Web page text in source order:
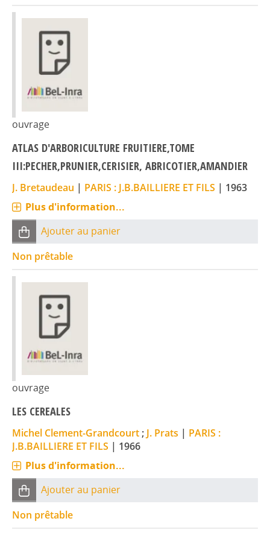
ouvrage
ATLAS D'ARBORICULTURE FRUITIERE,TOME
III:PECHER,PRUNIER,CERISIER, ABRICOTIER,AMANDIER
J. Bretaudeau | PARIS : J.B.BAILLIERE ET FILS | 1963
Plus d'information...
Ajouter au panier
Non prêtable
ouvrage
LES CEREALES
Michel Clement-Grandcourt ; J. Prats | PARIS :
J.B.BAILLIERE ET FILS | 1966
Plus d'information...
Ajouter au panier
Non prêtable